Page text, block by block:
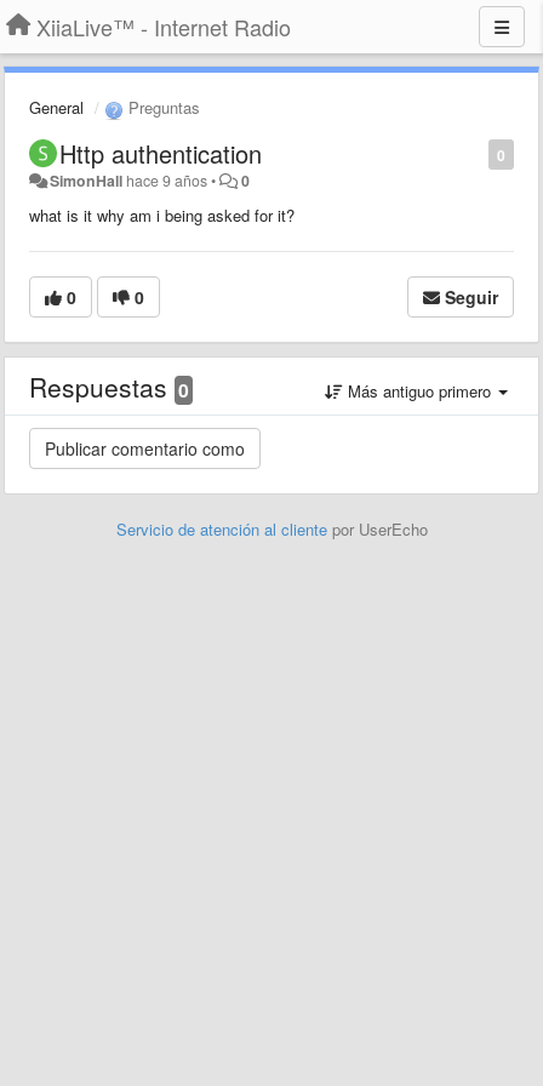
XiiaLive™ - Internet Radio
General Preguntas
0
Http authentication
SimonHall hace 9 años• 0
what is it why am i being asked for it?
0 0 Seguir
Respuestas 0 Más antiguo primero
Servicio de atención al cliente por UserEcho